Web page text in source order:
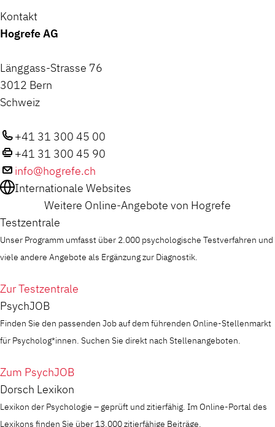
Kontakt
Hogrefe AG
Länggass-Strasse 76
3012 Bern
Schweiz
+41 31 300 45 00
+41 31 300 45 90
info@hogrefe.ch
Internationale Websites
Weitere Online-Angebote von Hogrefe
Testzentrale
Unser Programm umfasst über 2.000 psychologische Testverfahren und
viele andere Angebote als Ergänzung zur Diagnostik.
Zur Testzentrale
PsychJOB
Finden Sie den passenden Job auf dem führenden Online-Stellenmarkt
für Psycholog*innen. Suchen Sie direkt nach Stellenangeboten.
Zum PsychJOB
Dorsch Lexikon
Lexikon der Psychologie – geprüft und zitierfähig. Im Online-Portal des
Lexikons finden Sie über 13.000 zitierfähige Beiträge.